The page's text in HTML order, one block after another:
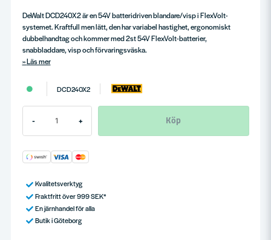
DeWalt DCD240X2 är en 54V batteridriven blandare/visp i FlexVolt-
systemet. Kraftfull men lätt, den har variabel hastighet, ergonomiskt
dubbelhandtag och kommer med 2st 54V FlexVolt-batterier,
snabbladdare, visp och förvaringsväska.
Läs mer
DCD240X2
- + Köp
Kvalitetsverktyg
Fraktfritt över 999 SEK*
En järnhandel för alla
Butik i Göteborg